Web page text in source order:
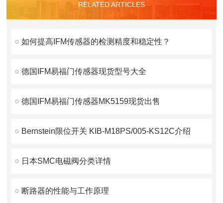
RELATED ARTICLES
如何提高IFM传感器的检测精度和稳定性？
德国IFM易福门传感器现货型号大全
德国IFM易福门传感器MK5159现货出售
Bernstein限位开关 KIB-M18PS/005-KS12C介绍
日本SMC电磁阀分类详情
断路器的性能与工作原理